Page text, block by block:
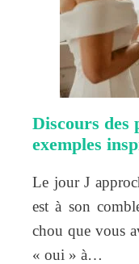
Discours des
exemples
Le jour J
est à son
chou que vous
« oui » à…